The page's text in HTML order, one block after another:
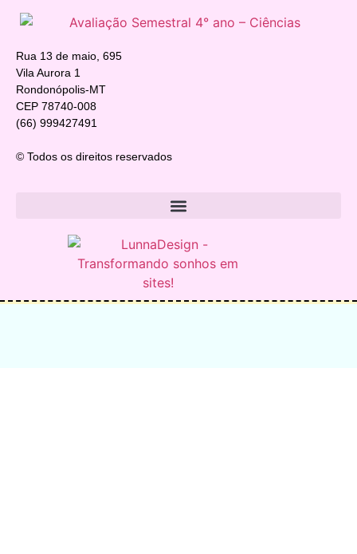
Rua 13 de maio, 695
Vila Aurora 1
Rondonópolis-MT
CEP 78740-008
(66) 999427491
© Todos os direitos reservados